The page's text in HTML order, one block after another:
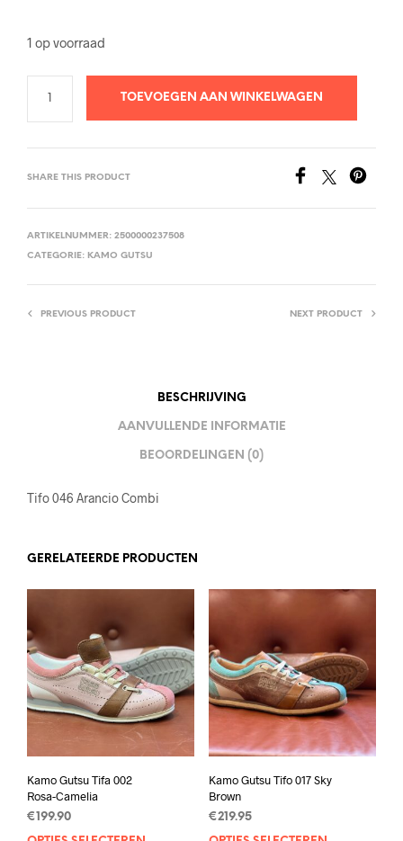
1 op voorraad
TOEVOEGEN AAN WINKELWAGEN
SHARE THIS PRODUCT
ARTIKELNUMMER: 2500000237508
CATEGORIE: KAMO GUTSU
PREVIOUS PRODUCT NEXT PRODUCT
BESCHRIJVING
AANVULLENDE INFORMATIE
BEOORDELINGEN (0)
Tifo 046 Arancio Combi
GERELATEERDE PRODUCTEN
Kamo Gutsu Tifa 002
Rosa-Camelia
€ 199.90
Kamo Gutsu Tifo 017 Sky
Brown
€219.95